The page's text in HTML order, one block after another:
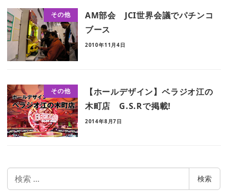
その他
AM部会 JCI世界会議でパチンコ
ブース
2010年11月4日
その他
【ホールデザイン】ベラジオ江の
木町店 G.S.Rで掲載!
2014年8月7日
索
検索